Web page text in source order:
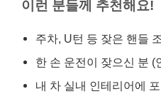
이런 분들께 추천해요!
주차, U턴 등 잦은 핸들
한 손 운전이 잦으신 분 (
내 차 실내 인테리어에